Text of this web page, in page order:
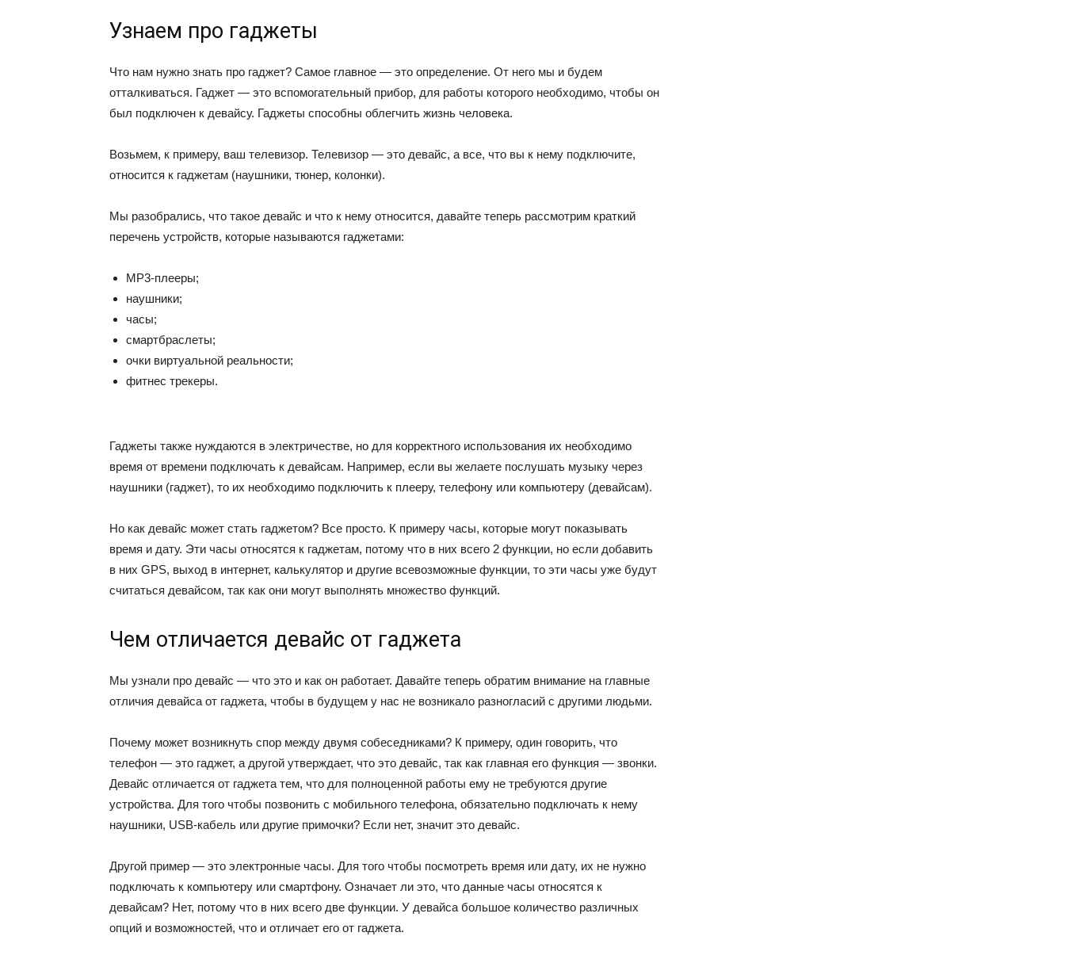
Узнаем про гаджеты
Что нам нужно знать про гаджет? Самое главное — это определение. От него мы и будем
отталкиваться. Гаджет — это вспомогательный прибор, для работы которого необходимо, чтобы он
был подключен к девайсу. Гаджеты способны облегчить жизнь человека.
Возьмем, к примеру, ваш телевизор. Телевизор — это девайс, а все, что вы к нему подключите,
относится к гаджетам (наушники, тюнер, колонки).
Мы разобрались, что такое девайс и что к нему относится, давайте теперь рассмотрим краткий
перечень устройств, которые называются гаджетами:
МР3-плееры;
наушники;
часы;
смартбраслеты;
очки виртуальной реальности;
фитнес трекеры.
Гаджеты также нуждаются в электричестве, но для корректного использования их необходимо
время от времени подключать к девайсам. Например, если вы желаете послушать музыку через
наушники (гаджет), то их необходимо подключить к плееру, телефону или компьютеру (девайсам).
Но как девайс может стать гаджетом? Все просто. К примеру часы, которые могут показывать
время и дату. Эти часы относятся к гаджетам, потому что в них всего 2 функции, но если добавить
в них GPS, выход в интернет, калькулятор и другие всевозможные функции, то эти часы уже будут
считаться девайсом, так как они могут выполнять множество функций.
Чем отличается девайс от гаджета
Мы узнали про девайс — что это и как он работает. Давайте теперь обратим внимание на главные
отличия девайса от гаджета, чтобы в будущем у нас не возникало разногласий с другими людьми.
Почему может возникнуть спор между двумя собеседниками? К примеру, один говорить, что
телефон — это гаджет, а другой утверждает, что это девайс, так как главная его функция — звонки.
Девайс отличается от гаджета тем, что для полноценной работы ему не требуются другие
устройства. Для того чтобы позвонить с мобильного телефона, обязательно подключать к нему
наушники, USB-кабель или другие примочки? Если нет, значит это девайс.
Другой пример — это электронные часы. Для того чтобы посмотреть время или дату, их не нужно
подключать к компьютеру или смартфону. Означает ли это, что данные часы относятся к
девайсам? Нет, потому что в них всего две функции. У девайса большое количество различных
опций и возможностей, что и отличает его от гаджета.